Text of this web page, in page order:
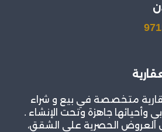
متخصصة في بيع و شراء
وأحيائها جاهزة وتحت الإنشاء .
العروض الحصرية على الشقق،